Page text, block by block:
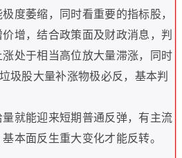
度萎缩，同时看重要的指标股，
增，结合政策面及财政消息，判
处于相当高位放大量滞涨，同时
圾股大量补涨物极必反，基本判
量就能迎来短期普通反弹，有主流
本面反生重大变化才能反转。